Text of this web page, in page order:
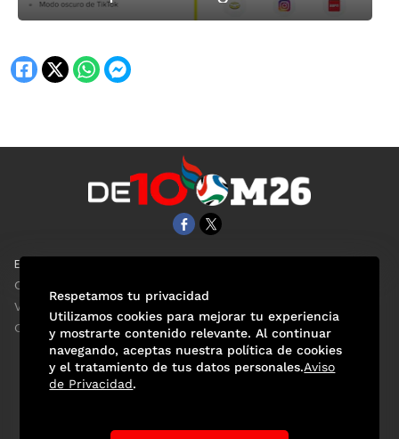
EL UNIVERSAL
Clase
ViveUSA
Confabulario
Respetamos tu privacidad
Utilizamos cookies para mejorar tu experiencia
y mostrarte contenido relevante. Al continuar
navegando, aceptas nuestra política de cookies
y el tratamiento de tus datos personales.Aviso
de Privacidad.